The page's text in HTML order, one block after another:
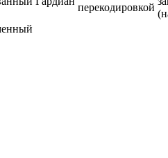
перекодировкой